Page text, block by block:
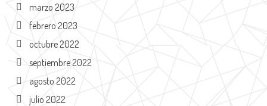
marzo 2023
febrero 2023
octubre 2022
septiembre 2022
agosto 2022
julio 2022